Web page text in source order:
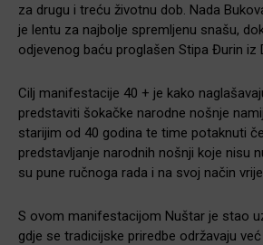
za drugu i treću životnu dob. Nada
je lentu za najbolje spremljenu snašu,
odjevenog baću proglašen Stipa Đurin iz
Cilj manifestacije 40 + je kako
predstaviti šokačke narodne nošnje
starijim od 40 godina te time potaknuti
predstavljanje narodnih nošnji koje nisu
su pune ručnoga rada i na svoj način
S ovom manifestacijom Nuštar je stao
gdje se tradicijske priredbe održavaju već